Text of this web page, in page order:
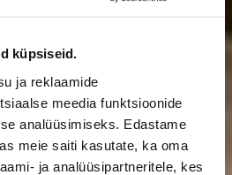
küpsiseid.
ja reklaamide
meedia funktsioonide
analüüsimiseks. Edastame
meie saiti kasutate, ka oma
ja analüüsipartneritele, kes